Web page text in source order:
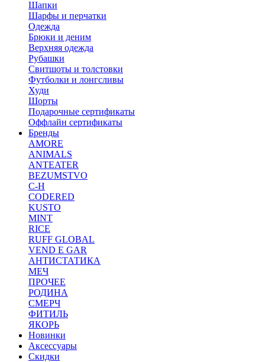
Шапки
Шарфы и перчатки
Одежда
Брюки и деним
Верхняя одежда
Рубашки
Свитшоты и толстовки
Футболки и лонгсливы
Худи
Шорты
Подарочные сертификаты
Оффлайн сертификаты
Бренды
AMORE
ANIMALS
ANTEATER
BEZUMSTVO
C-H
CODERED
KUSTO
MINT
RICE
RUFF GLOBAL
VEND E GAR
АНТИСТАТИКА
МЕЧ
ПРОЧЕЕ
РОДИНА
СМЕРЧ
ФИТИЛЬ
ЯКОРЬ
Новинки
Аксессуары
Скидки